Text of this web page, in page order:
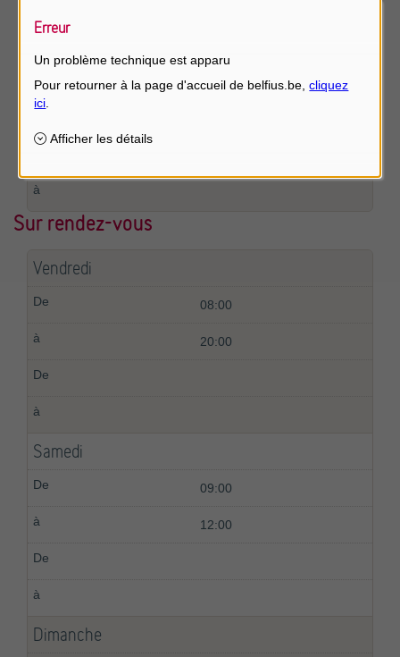
Sur rendez vous
Sur rendez-vous
Vendredi
08:00
20:00
Samedi
09:00
12:00
Dimanche
Erreur
Un problème technique est apparu